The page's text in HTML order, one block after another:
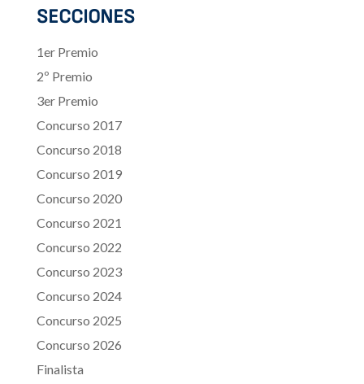
SECCIONES
1er Premio
2º Premio
3er Premio
Concurso 2017
Concurso 2018
Concurso 2019
Concurso 2020
Concurso 2021
Concurso 2022
Concurso 2023
Concurso 2024
Concurso 2025
Concurso 2026
Finalista